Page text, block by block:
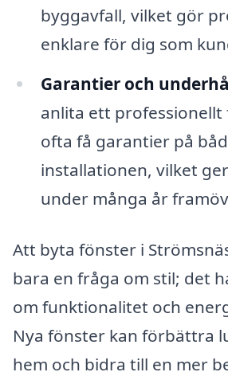
byggavfall, vilket gör
enklare för dig som
Garantier och
anlita ett professionellt
ofta få garantier på
installationen, vilket
under många år
Att byta fönster i
bara en fråga om stil; det
om funktionalitet och
Nya fönster kan förbättra
hem och bidra till en mer